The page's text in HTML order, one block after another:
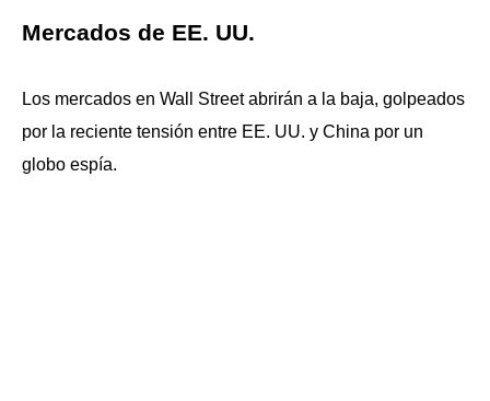
Mercados de EE. UU.
Los mercados en Wall Street abrirán a la baja, golpeados
por la reciente tensión entre EE. UU. y China por un
globo espía.